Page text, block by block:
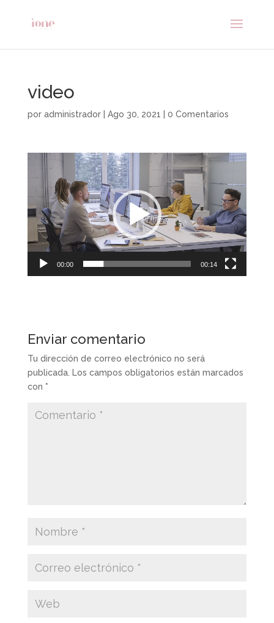
video
por administrador| Ago 30, 2021 0 Comentarios
Reproductor
vídeo
00:00 00:14
Enviar comentario
Tu dirección de correo electrónico no será
publicada. Los campos obligatorios están marcados
con *